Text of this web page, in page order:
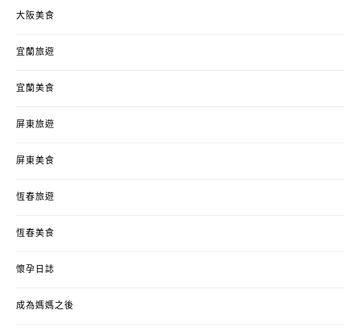
大阪美食
宜蘭旅遊
宜蘭美食
屏東旅遊
屏東美食
恆春旅遊
恆春美食
懷孕日誌
成為媽媽之後